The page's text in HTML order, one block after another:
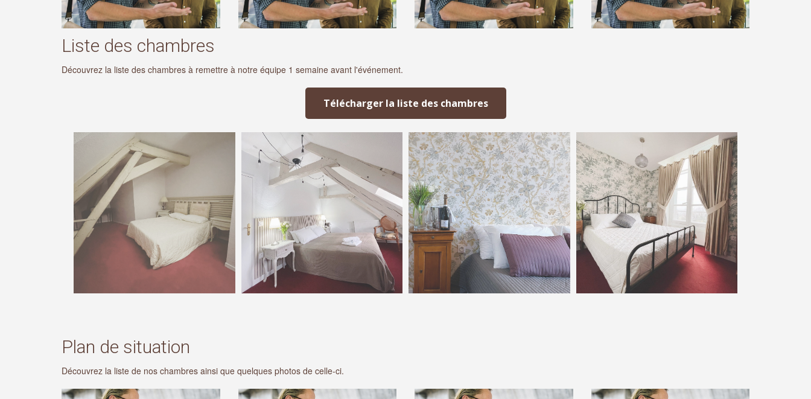
Liste des chambres
Découvrez la liste des chambres à remettre à notre équipe 1 semaine avant l'événement.
Télécharger la liste des chambres
Plan de situation
Découvrez la liste de nos chambres ainsi que quelques photos de celle-ci.